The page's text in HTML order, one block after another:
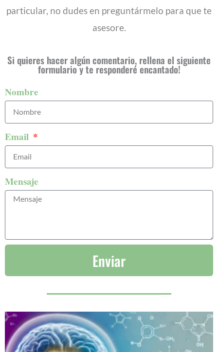
particular, no dudes en preguntármelo para que te
asesore.
Si quieres hacer algún comentario, rellena el siguiente
formulario y te responderé encantado!
Nombre
Email
Mensaje
Enviar